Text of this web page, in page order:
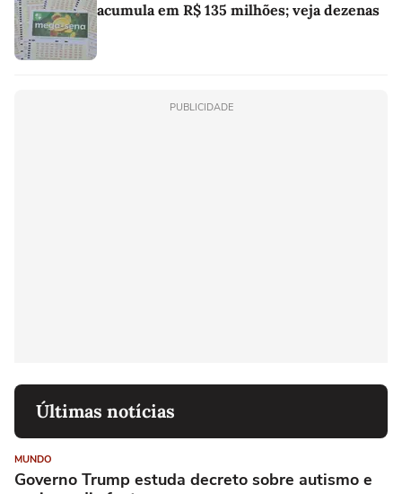
acumula em R$ 135 milhões; veja dezenas
PUBLICIDADE
Últimas notícias
MUNDO
Governo Trump estuda decreto sobre autismo e